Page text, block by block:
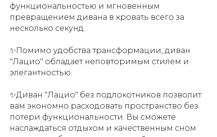
функциональностью и мгновенным
превращением дивана в кровать всего за
несколько секунд.
✨Помимо удобства трансформации, диван
"Лацио" обладает неповторимым стилем и
элегантностью.
✨Диван "Лацио" без подлокотников позволит
вам экономно расходовать пространство без
потери функциональности. Вы сможете
наслаждаться отдыхом и качественным сном